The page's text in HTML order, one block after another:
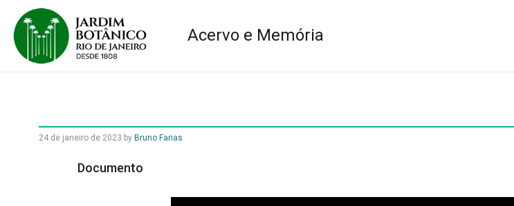
Acervo e Memória
24 de janeiro de 2023 by Bruno Farias
Documento